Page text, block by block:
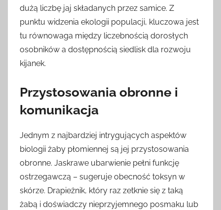
dużą liczbę jaj składanych przez samice. Z
punktu widzenia ekologii populacji, kluczowa jest
tu równowaga między liczebnością dorosłych
osobników a dostępnością siedlisk dla rozwoju
kijanek.
Przystosowania obronne i
komunikacja
Jednym z najbardziej intrygujących aspektów
biologii żaby płomiennej są jej przystosowania
obronne. Jaskrawe ubarwienie pełni funkcję
ostrzegawczą – sugeruje obecność toksyn w
skórze. Drapieżnik, który raz zetknie się z taką
żabą i doświadczy nieprzyjemnego posmaku lub